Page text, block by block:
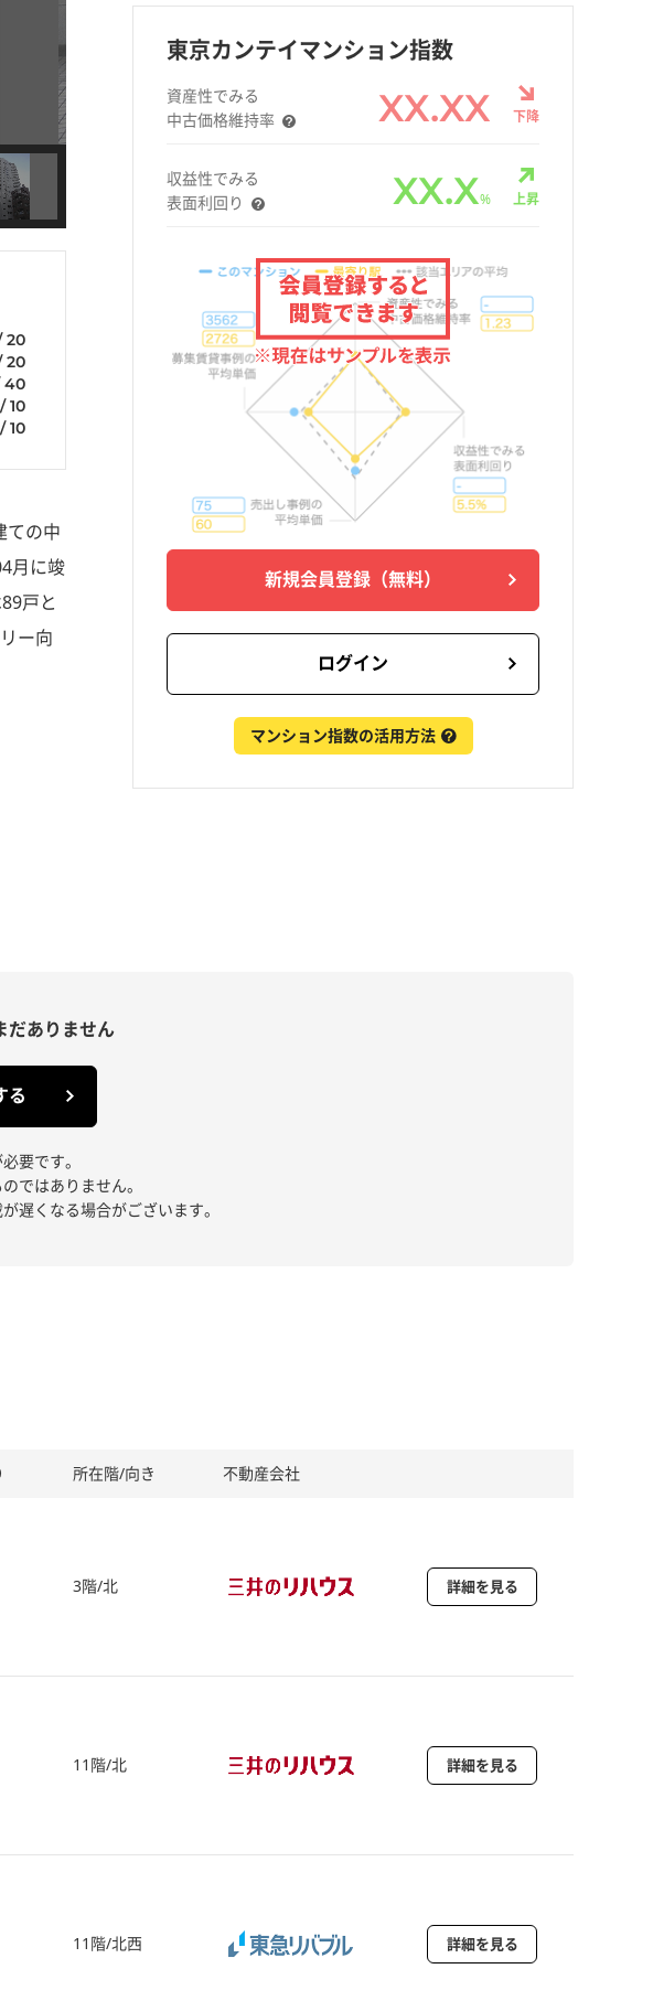
東京カンテイマンション指数
資産性でみる
中古価格維持率
XX.XX 下降
収益性でみる
表面利回り
XX.X% 上昇
新規会員登録 （無料）
ログイン
マンション指数の活用方法
20
20
40
10
10
ての中
月に竣
戸と
ー向
だありません
る
要です。
ではありません。
遅くなる場合がございます。
所在階/向き 不動産会社
3階/北 詳細を見る
11階/北 詳細を見る
11階/北西 詳細を見る